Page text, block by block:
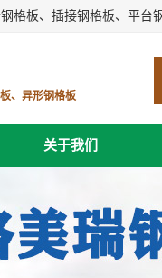
格板、插接钢格板、平台
、异形钢格板
关于我们